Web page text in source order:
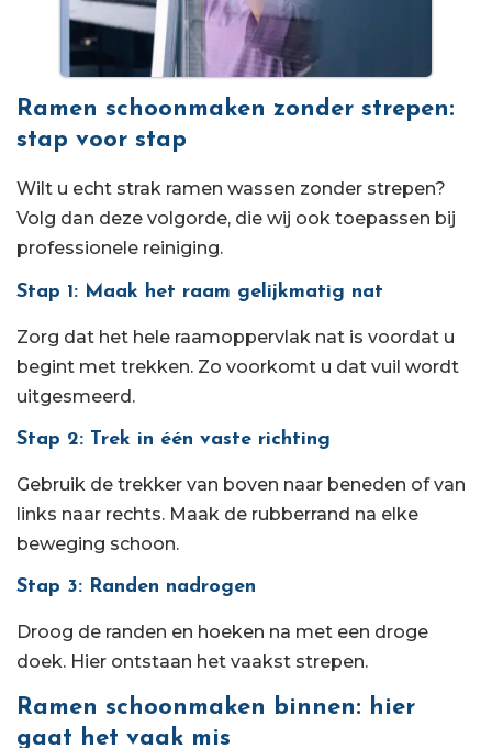
Ramen schoonmaken zonder strepen:
stap voor stap
Wilt u echt strak ramen wassen zonder strepen?
Volg dan deze volgorde, die wij ook toepassen bij
professionele reiniging.
Stap 1: Maak het raam gelijkmatig nat
Zorg dat het hele raamoppervlak nat is voordat u
begint met trekken. Zo voorkomt u dat vuil wordt
uitgesmeerd.
Stap 2: Trek in één vaste richting
Gebruik de trekker van boven naar beneden of van
links naar rechts. Maak de rubberrand na elke
beweging schoon.
Stap 3: Randen nadrogen
Droog de randen en hoeken na met een droge
doek. Hier ontstaan het vaakst strepen.
Ramen schoonmaken binnen: hier
gaat het vaak mis